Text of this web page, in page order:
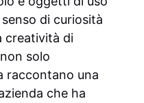
di curiosità
creatività di
solo
raccontano una
che ha